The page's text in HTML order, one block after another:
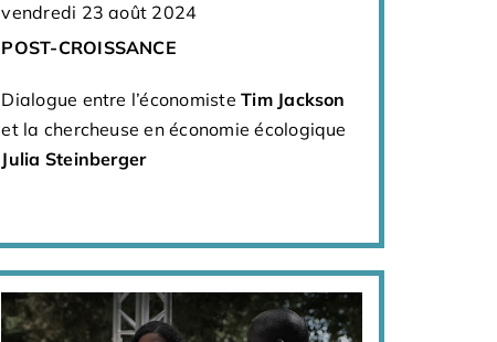
vendredi 23 août 2024
POST-CROISSANCE
Dialogue entre l’économisteTim Jackson
et la chercheuse en économie écologique
Julia Steinberger